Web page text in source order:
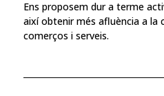
Ens proposem dur a terme
així obtenir més afluència a la
comerços i serveis.